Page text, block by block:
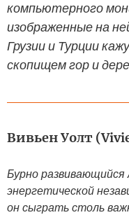
компьютерного
изображенные на
Грузии и Турции
скопищем гор и
Вивьен Уолт
Бурно
энергетической
он сыграть столь